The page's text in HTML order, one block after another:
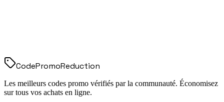
CodePromoReduction
Les meilleurs codes promo vérifiés par la communauté. Économisez
sur tous vos achats en ligne.